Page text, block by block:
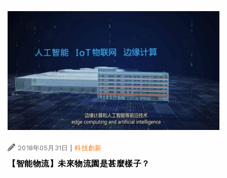
2018年05月31日 | 科技創新
【智能物流】未來物流園是甚麼樣子？